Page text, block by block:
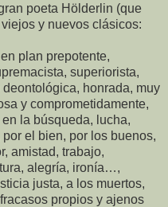
poeta Hölderlin (que
y nuevos clásicos:
plan prepotente,
superiorista,
honrada, muy
y comprometidamente,
la búsqueda, lucha,
el bien, por los buenos,
amistad, trabajo,
alegría, ironía…,
justa, a los muertos,
propios y ajenos